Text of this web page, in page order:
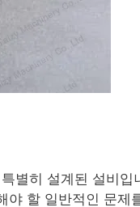
별히 설계된 설비입
야 할 일반적인 문제